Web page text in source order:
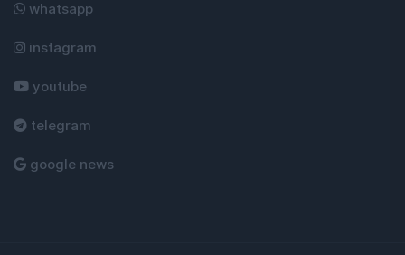
whatsapp
instagram
youtube
telegram
google news